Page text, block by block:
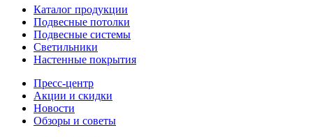
Каталог продукции
Подвесные потолки
Подвесные системы
Светильники
Настенные покрытия
Пресс-центр
Акции и скидки
Новости
Обзоры и советы